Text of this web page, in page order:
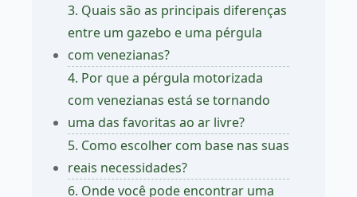
3. Quais são as principais diferenças
entre um gazebo e uma pérgula
com venezianas?
4. Por que a pérgula motorizada
com venezianas está se tornando
uma das favoritas ao ar livre?
5. Como escolher com base nas suas
reais necessidades?
6. Onde você pode encontrar uma